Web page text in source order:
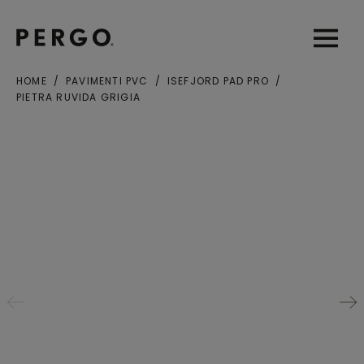
OpenOpen
HOME PAVIMENTI PVC
ISEFJORD PAD PRO
PIETRA RUVIDA GRIGIA